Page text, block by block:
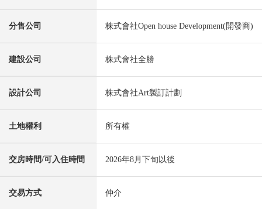
分售公司 株式會社Open house Development(開發商)
建設公司 株式會社全勝
設計公司 株式會社Art製訂計劃
土地權利 所有權
交房時間/可入住時間 2026年8月下旬以後
交易方式 仲介